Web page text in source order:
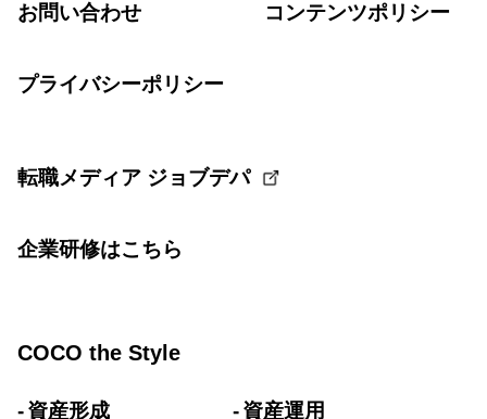
お問い合わせ コンテンツポリシー
プライバシーポリシー
転職メディア ジョブデパ
企業研修はこちら
COCO the Style
資産形成 資産運用